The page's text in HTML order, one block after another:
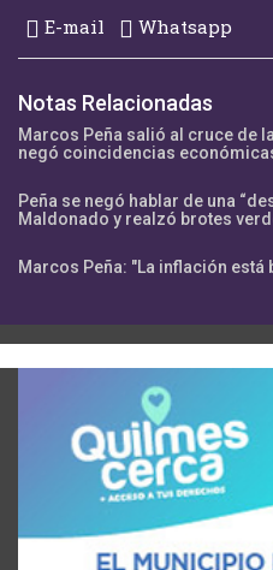
E-mail Whatsapp
Notas Relacionadas
Marcos Peña salió al cruce de
negó coincidencias
Peña se negó hablar de una
Maldonado y realzó brotes
Marcos Peña: "La inflación está